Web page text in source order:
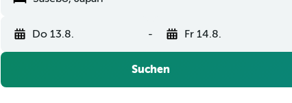
Do 13.8. - Fr 14.8.
Suchen